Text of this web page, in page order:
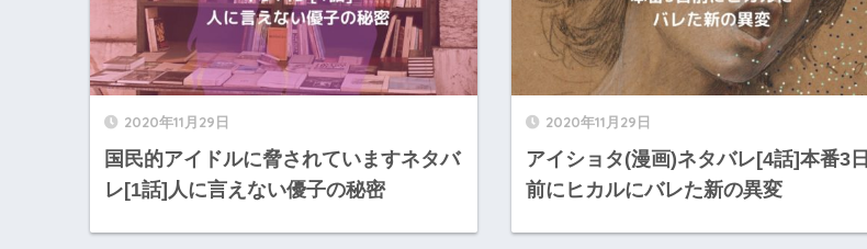
2020年11月29日
国民的アイドルに脅されていますネタバ
レ[1話]人に言えない優子の秘密
2020年11月29日
アイショタ(漫画)ネタバレ[4話]本番3日
前にヒカルにバレた新の異変